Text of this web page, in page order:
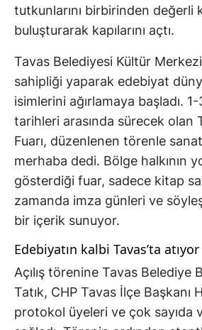
tutkunlarını birbirinden değerli
buluşturarak kapılarını açtı.
Tavas Belediyesi Kültür
sahipliği yaparak edebiyat
isimlerini ağırlamaya başladı.
tarihleri arasında sürecek olan
Fuarı, düzenlenen törenle
merhaba dedi. Bölge halkının
gösterdiği fuar, sadece kitap
zamanda imza günleri ve
bir içerik sunuyor.
Edebiyatın kalbi Tavas’ta atıyor
Açılış törenine Tavas Belediye
Tatık, CHP Tavas İlçe Başkanı
protokol üyeleri ve çok sayıda